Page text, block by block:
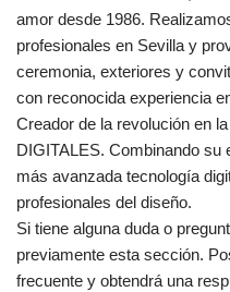
amor desde 1986.
profesionales en Sevilla y
ceremonia, exteriores y
con reconocida experiencia
Creador de la revolución en
DIGITALES. Combinando su
más avanzada tecnología
profesionales del diseño.
Si tiene alguna duda o
previamente esta sección.
frecuente y obtendrá una